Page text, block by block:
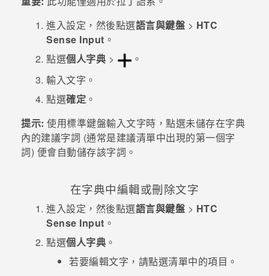
進入設定 ，然後點選語言與鍵盤 > HTC
Sense Input 。
點選個人字典 >
。
輸入文字。
點選確定 。
提示: 使用標準鍵盤輸入文字時，點選未儲存在字典
內的建議字詞 (通常是建議清單中出現的第一個字
詞) 便會自動儲存該字詞。
在字典中編輯或刪除文字
進入設定 ，然後點選語言與鍵盤 > HTC
Sense Input 。
點選個人字典 。
若要編輯文字，請點選清單中的項目。